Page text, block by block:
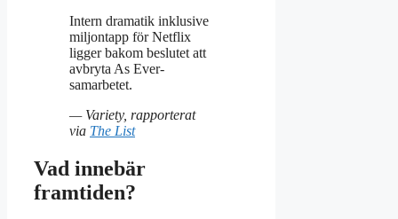
Intern dramatik inklusive
miljontapp för Netflix
ligger bakom beslutet att
avbryta As Ever-
samarbetet.
— Variety, rapporterat
via The List
Vad innebär
framtiden?